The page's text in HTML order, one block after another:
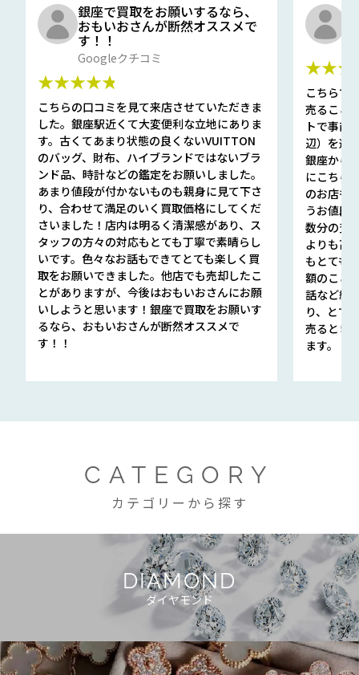
銀座で買取をお願いするなら、
おもいおさんが断然オススメで
す！！
Googleクチコミ
★★★★★
こちらの口コミを見て来店させていただきま
した。銀座駅近くて大変便利な立地にありま
す。古くてあまり状態の良くないVUITTON
のバッグ、財布、ハイブランドではないブラ
ンド品、時計などの鑑定をお願いしました。
あまり値段が付かないものも親身に見て下さ
り、合わせて満足のいく買取価格にしてくだ
さいました！店内は明るく清潔感があり、ス
タッフの方々の対応もとても丁寧で素晴らし
いです。色々なお話もできてとても楽しく買
取をお願いできました。他店でも売却したこ
とがありますが、今後はおもいおさんにお願
いしようと思います！銀座で買取をお願いす
るなら、おもいおさんが断然オススメで
す！！
こちらで
売ること
トで事前
辺）を選
銀座から
にこちら
のお店も
うお値段
数分の査
よりも高
もとても
額のこと
話など細
り、とて
売るとき
ます。
CATEGORY
カテゴリーから探す
DIAMOND
ダイヤモンド